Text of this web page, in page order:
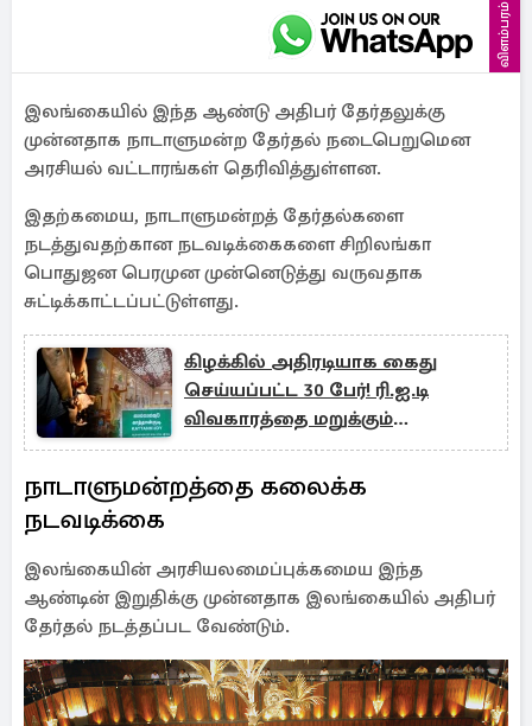
விளம்பரம்
இலங்கையில் இந்த ஆண்டு அதிபர் தேர்தலுக்கு
முன்னதாக நாடாளுமன்ற தேர்தல் நடைபெறுமென
அரசியல் வட்டாரங்கள் தெரிவித்துள்ளன.
இதற்கமைய, நாடாளுமன்றத் தேர்தல்களை
நடத்துவதற்கான நடவடிக்கைகளை சிறிலங்கா
பொதுஜன பெரமுன முன்னெடுத்து வருவதாக
சுட்டிக்காட்டப்பட்டுள்ளது.
கிழக்கில் அதிரடியாக கைது
செய்யப்பட்ட 30 பேர்! ரி.ஐ.டி
விவகாரத்தை மறுக்கும்
காவல்துறையினர்
நாடாளுமன்றத்தை கலைக்க
நடவடிக்கை
இலங்கையின் அரசியலமைப்புக்கமைய இந்த
ஆண்டின் இறுதிக்கு முன்னதாக இலங்கையில் அதிபர்
தேர்தல் நடத்தப்பட வேண்டும்.